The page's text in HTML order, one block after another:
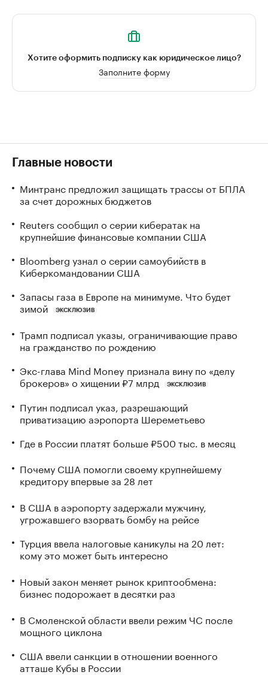
Хотите оформить подписку как юридическое лицо?
Заполните форму
Главные новости
Минтранс предложил защищать трассы от БПЛА
за счет дорожных бюджетов
Reuters сообщил о серии кибератак на
крупнейшие финансовые компании США
Bloomberg узнал о серии самоубийств в
Киберкомандовании США
Запасы газа в Европе на минимуме. Что будет
зимой
ЭКСКЛЮЗИВ
Трамп подписал указы, ограничивающие право
на гражданство по рождению
Экс-глава Mind Money признала вину по «делу
брокеров» о хищении ₽7 млрд
ЭКСКЛЮЗИВ
Путин подписал указ, разрешающий
приватизацию аэропорта Шереметьево
Где в России платят больше ₽500 тыс. в месяц
Почему США помогли своему крупнейшему
кредитору впервые за 28 лет
В США в аэропорту задержали мужчину,
угрожавшего взорвать бомбу на рейсе
Турция ввела налоговые каникулы на 20 лет:
кому это может быть интересно
Новый закон меняет рынок криптообмена:
бизнес подорожает в десятки раз
В Смоленской области ввели режим ЧС после
мощного циклона
США ввели санкции в отношении военного
атташе Кубы в России